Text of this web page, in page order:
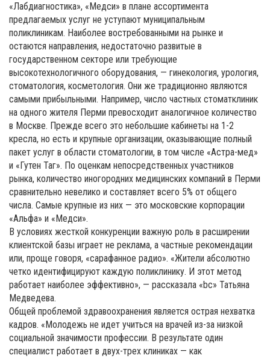
«Лабдиагностика», «Медси» в плане ассортимента
предлагаемых услуг не уступают муниципальным
поликлиникам. Наиболее востребованными на рынке и
остаются направления, недостаточно развитые в
государственном секторе или требующие
высокотехнологичного оборудования, — гинекология, урология,
стоматология, косметология. Они же традиционно являются
самыми прибыльными. Например, число частных стоматклиник
на одного жителя Перми превосходит аналогичное количество
в Москве. Прежде всего это небольшие кабинеты на 1-2
кресла, но есть и крупные организации, оказывающие полный
пакет услуг в области стоматологии, в том числе «Астра-мед»
и «Гутен Таг». По оценкам непосредственных участников
рынка, количество иногородних медицинских компаний в Перми
сравнительно невелико и составляет всего 5% от общего
числа. Самые крупные из них — это московские корпорации
«Альфа» и «Медси».
В условиях жесткой конкуренции важную роль в расширении
клиентской базы играет не реклама, а частные рекомендации
или, проще говоря, «сарафанное радио». «Жители абсолютно
четко идентифицируют каждую поликлинику. И этот метод
работает наиболее эффективно», — рассказала «bc» Татьяна
Медведева.
Общей проблемой здравоохранения является острая нехватка
кадров. «Молодежь не идет учиться на врачей из-за низкой
социальной значимости профессии. В результате один
специалист работает в двух-трех клиниках — как